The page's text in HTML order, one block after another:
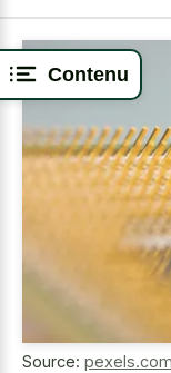
Contenu
Source: pexels.com